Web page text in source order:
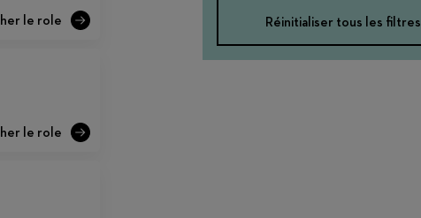
Réinitialiser tous les filtres